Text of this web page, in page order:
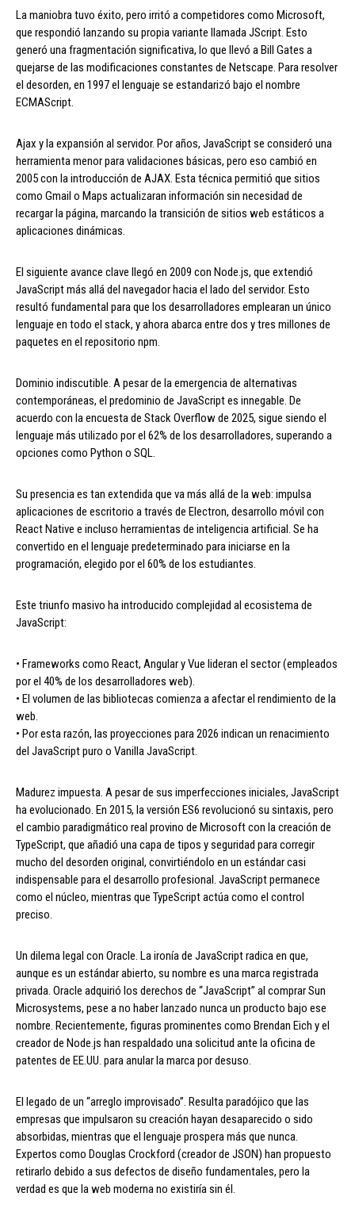
La maniobra tuvo éxito, pero irritó a competidores como Microsoft,
que respondió lanzando su propia variante llamada JScript. Esto
generó una fragmentación significativa, lo que llevó a Bill Gates a
quejarse de las modificaciones constantes de Netscape. Para resolver
el desorden, en 1997 el lenguaje se estandarizó bajo el nombre
ECMAScript.
Ajax y la expansión al servidor. Por años, JavaScript se consideró una
herramienta menor para validaciones básicas, pero eso cambió en
2005 con la introducción de AJAX. Esta técnica permitió que sitios
como Gmail o Maps actualizaran información sin necesidad de
recargar la página, marcando la transición de sitios web estáticos a
aplicaciones dinámicas.
El siguiente avance clave llegó en 2009 con Node.js, que extendió
JavaScript más allá del navegador hacia el lado del servidor. Esto
resultó fundamental para que los desarrolladores emplearan un único
lenguaje en todo el stack, y ahora abarca entre dos y tres millones de
paquetes en el repositorio npm.
Dominio indiscutible. A pesar de la emergencia de alternativas
contemporáneas, el predominio de JavaScript es innegable. De
acuerdo con la encuesta de Stack Overflow de 2025, sigue siendo el
lenguaje más utilizado por el 62% de los desarrolladores, superando a
opciones como Python o SQL.
Su presencia es tan extendida que va más allá de la web: impulsa
aplicaciones de escritorio a través de Electron, desarrollo móvil con
React Native e incluso herramientas de inteligencia artificial. Se ha
convertido en el lenguaje predeterminado para iniciarse en la
programación, elegido por el 60% de los estudiantes.
Este triunfo masivo ha introducido complejidad al ecosistema de
JavaScript:
• Frameworks como React, Angular y Vue lideran el sector (empleados
por el 40% de los desarrolladores web).
• El volumen de las bibliotecas comienza a afectar el rendimiento de la
web.
• Por esta razón, las proyecciones para 2026 indican un renacimiento
del JavaScript puro o Vanilla JavaScript.
Madurez impuesta. A pesar de sus imperfecciones iniciales, JavaScript
ha evolucionado. En 2015, la versión ES6 revolucionó su sintaxis, pero
el cambio paradigmático real provino de Microsoft con la creación de
TypeScript, que añadió una capa de tipos y seguridad para corregir
mucho del desorden original, convirtiéndolo en un estándar casi
indispensable para el desarrollo profesional. JavaScript permanece
como el núcleo, mientras que TypeScript actúa como el control
preciso.
Un dilema legal con Oracle. La ironía de JavaScript radica en que,
aunque es un estándar abierto, su nombre es una marca registrada
privada. Oracle adquirió los derechos de “JavaScript” al comprar Sun
Microsystems, pese a no haber lanzado nunca un producto bajo ese
nombre. Recientemente, figuras prominentes como Brendan Eich y el
creador de Node.js han respaldado una solicitud ante la oficina de
patentes de EE.UU. para anular la marca por desuso.
El legado de un “arreglo improvisado”. Resulta paradójico que las
empresas que impulsaron su creación hayan desaparecido o sido
absorbidas, mientras que el lenguaje prospera más que nunca.
Expertos como Douglas Crockford (creador de JSON) han propuesto
retirarlo debido a sus defectos de diseño fundamentales, pero la
verdad es que la web moderna no existiría sin él.